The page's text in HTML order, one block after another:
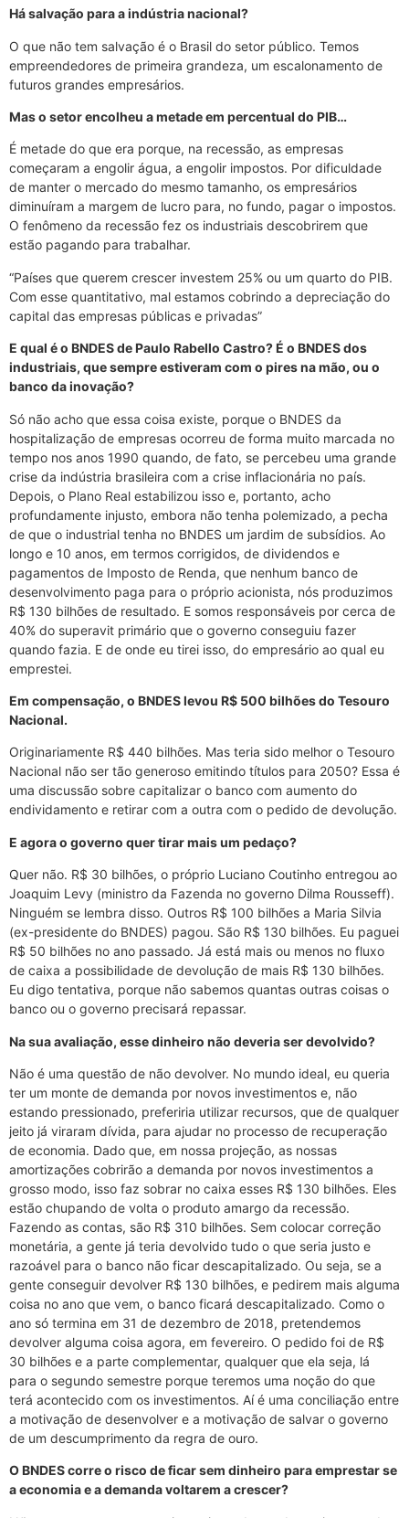
Há salvação para a indústria nacional?
O que não tem salvação é o Brasil do setor público. Temos
empreendedores de primeira grandeza, um escalonamento de
futuros grandes empresários.
Mas o setor encolheu a metade em percentual do PIB…
É metade do que era porque, na recessão, as empresas
começaram a engolir água, a engolir impostos. Por dificuldade
de manter o mercado do mesmo tamanho, os empresários
diminuíram a margem de lucro para, no fundo, pagar o impostos.
O fenômeno da recessão fez os industriais descobrirem que
estão pagando para trabalhar.
“Países que querem crescer investem 25% ou um quarto do PIB.
Com esse quantitativo, mal estamos cobrindo a depreciação do
capital das empresas públicas e privadas”
E qual é o BNDES de Paulo Rabello Castro? É o BNDES dos
industriais, que sempre estiveram com o pires na mão, ou o
banco da inovação?
Só não acho que essa coisa existe, porque o BNDES da
hospitalização de empresas ocorreu de forma muito marcada no
tempo nos anos 1990 quando, de fato, se percebeu uma grande
crise da indústria brasileira com a crise inflacionária no país.
Depois, o Plano Real estabilizou isso e, portanto, acho
profundamente injusto, embora não tenha polemizado, a pecha
de que o industrial tenha no BNDES um jardim de subsídios. Ao
longo e 10 anos, em termos corrigidos, de dividendos e
pagamentos de Imposto de Renda, que nenhum banco de
desenvolvimento paga para o próprio acionista, nós produzimos
R$ 130 bilhões de resultado. E somos responsáveis por cerca de
40% do superavit primário que o governo conseguiu fazer
quando fazia. E de onde eu tirei isso, do empresário ao qual eu
emprestei.
Em compensação, o BNDES levou R$ 500 bilhões do Tesouro
Nacional.
Originariamente R$ 440 bilhões. Mas teria sido melhor o Tesouro
Nacional não ser tão generoso emitindo títulos para 2050? Essa é
uma discussão sobre capitalizar o banco com aumento do
endividamento e retirar com a outra com o pedido de devolução.
E agora o governo quer tirar mais um pedaço?
Quer não. R$ 30 bilhões, o próprio Luciano Coutinho entregou ao
Joaquim Levy (ministro da Fazenda no governo Dilma Rousseff).
Ninguém se lembra disso. Outros R$ 100 bilhões a Maria Silvia
(ex-presidente do BNDES) pagou. São R$ 130 bilhões. Eu paguei
R$ 50 bilhões no ano passado. Já está mais ou menos no fluxo
de caixa a possibilidade de devolução de mais R$ 130 bilhões.
Eu digo tentativa, porque não sabemos quantas outras coisas o
banco ou o governo precisará repassar.
Na sua avaliação, esse dinheiro não deveria ser devolvido?
Não é uma questão de não devolver. No mundo ideal, eu queria
ter um monte de demanda por novos investimentos e, não
estando pressionado, preferiria utilizar recursos, que de qualquer
jeito já viraram dívida, para ajudar no processo de recuperação
de economia. Dado que, em nossa projeção, as nossas
amortizações cobrirão a demanda por novos investimentos a
grosso modo, isso faz sobrar no caixa esses R$ 130 bilhões. Eles
estão chupando de volta o produto amargo da recessão.
Fazendo as contas, são R$ 310 bilhões. Sem colocar correção
monetária, a gente já teria devolvido tudo o que seria justo e
razoável para o banco não ficar descapitalizado. Ou seja, se a
gente conseguir devolver R$ 130 bilhões, e pedirem mais alguma
coisa no ano que vem, o banco ficará descapitalizado. Como o
ano só termina em 31 de dezembro de 2018, pretendemos
devolver alguma coisa agora, em fevereiro. O pedido foi de R$
30 bilhões e a parte complementar, qualquer que ela seja, lá
para o segundo semestre porque teremos uma noção do que
terá acontecido com os investimentos. Aí é uma conciliação entre
a motivação de desenvolver e a motivação de salvar o governo
de um descumprimento da regra de ouro.
O BNDES corre o risco de ficar sem dinheiro para emprestar se
a economia e a demanda voltarem a crescer?